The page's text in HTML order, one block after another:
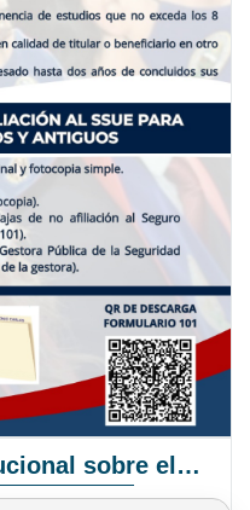
Pronunciamiento Institucional sobre el Proyecto de Ley N° 068/2025-2026 C.S.